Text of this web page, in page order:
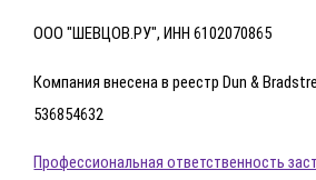
ООО "ШЕВЦОВ.РУ", ИНН 6102070865
Компания внесена в реестр Dun &
536854632
Профессиональная ответственность